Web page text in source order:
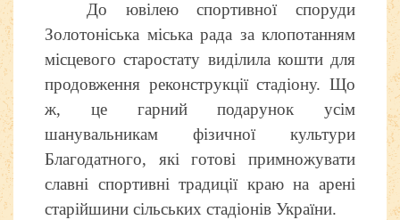
До ювілею спортивної споруди
Золотоніська міська рада за клопотанням
місцевого старостату виділила кошти для
продовження реконструкції стадіону. Що
ж, це гарний подарунок усім
шанувальникам фізичної культури
Благодатного, які готові примножувати
славні спортивні традиції краю на арені
старійшини сільських стадіонів України.